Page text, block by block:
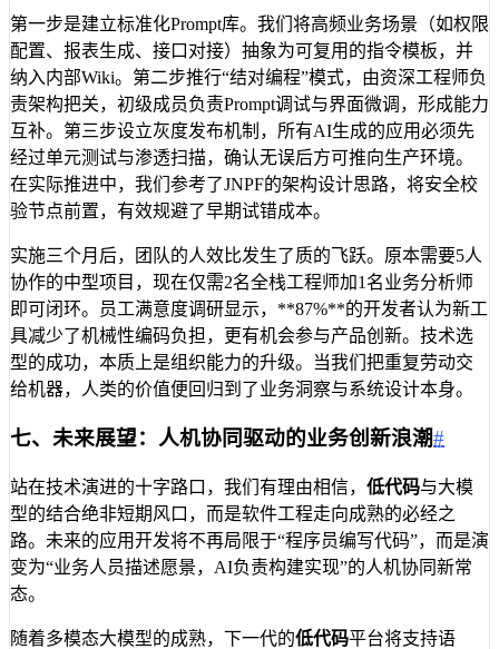
第一步是建立标准化Prompt库。我们将高频业务场景（如权限
配置、报表生成、接口对接）抽象为可复用的指令模板，并
纳入内部Wiki。第二步推行“结对编程”模式，由资深工程师负
责架构把关，初级成员负责Prompt调试与界面微调，形成能力
互补。第三步设立灰度发布机制，所有AI生成的应用必须先
经过单元测试与渗透扫描，确认无误后方可推向生产环境。
在实际推进中，我们参考了JNPF的架构设计思路，将安全校
验节点前置，有效规避了早期试错成本。
实施三个月后，团队的人效比发生了质的飞跃。原本需要5人
协作的中型项目，现在仅需2名全栈工程师加1名业务分析师
即可闭环。员工满意度调研显示，**87%**的开发者认为新工
具减少了机械性编码负担，更有机会参与产品创新。技术选
型的成功，本质上是组织能力的升级。当我们把重复劳动交
给机器，人类的价值便回归到了业务洞察与系统设计本身。
七、未来展望：人机协同驱动的业务创新浪潮#
站在技术演进的十字路口，我们有理由相信， 低代码与大模
型的结合绝非短期风口，而是软件工程走向成熟的必经之
路。未来的应用开发将不再局限于“程序员编写代码”，而是演
变为“业务人员描述愿景，AI负责构建实现”的人机协同新常
态。
随着多模态大模型的成熟，下一代的低代码平台将支持语